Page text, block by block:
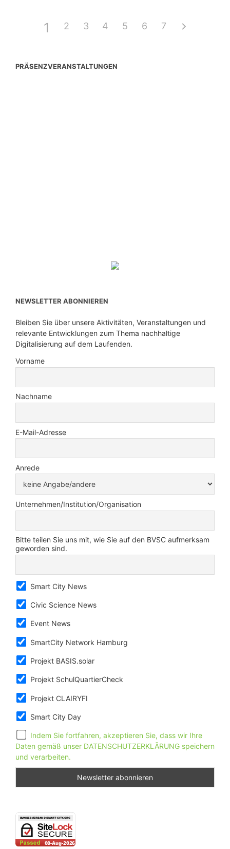
1 2 3 4 5 6 7
PRÄSENZVERANSTALTUNGEN
NEWSLETTER ABONNIEREN
Bleiben Sie über unsere Aktivitäten, Veranstaltungen und
relevante Entwicklungen zum Thema nachhaltige
Digitalisierung auf dem Laufenden.
Vorname
Nachname
E-Mail-Adresse
Anrede
Unternehmen/Institution/Organisation
Bitte teilen Sie uns mit, wie Sie auf den BVSC aufmerksam
geworden sind.
Smart City News
Civic Science News
Event News
SmartCity Network Hamburg
Projekt BASIS.solar
Projekt SchulQuartierCheck
Projekt CLAIRYFI
Smart City Day
Indem Sie fortfahren, akzeptieren Sie, dass wir Ihre
Daten gemäß unser DATENSCHUTZERKLÄRUNG speichern
und verarbeiten.